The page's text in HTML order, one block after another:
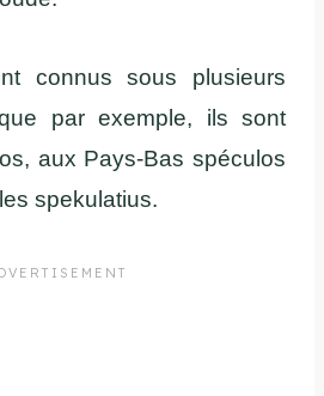
connus sous plusieurs
par exemple, ils sont
aux Pays-Bas spéculos
spekulatius.